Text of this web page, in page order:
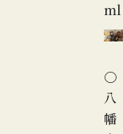
ml
〇
八
幡